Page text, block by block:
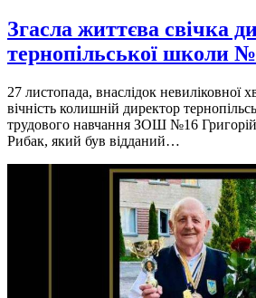
Згасла життєва свічка
тернопільської школи
27 листопада, внаслідок невиліковної
вічність колишній директор
трудового навчання ЗОШ №16
Рибак, який був відданий…